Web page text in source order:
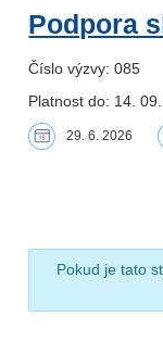
Podpora
Číslo výzvy: 085
Platnost do: 14.
29. 6. 2026
Pokud je tato